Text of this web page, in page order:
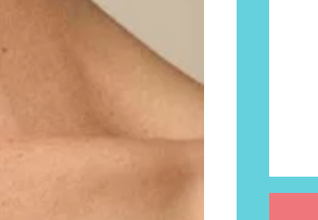
bálsamos de CBD
convertido en
de
buscados